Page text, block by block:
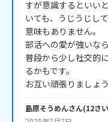
すが意識するといい
いても、うじうじし
意味もありません。
部活への愛が強いな
普段から少し社交的
るかもです。
お互い頑張りましょ
島原そうめんさん(12さ